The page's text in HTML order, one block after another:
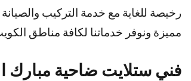
رخيصة للغاية مع خدمة التركيب
مميزة ونوفر خدماتنا لكافة مناطق
فني ستلايت ضاحية مبارك